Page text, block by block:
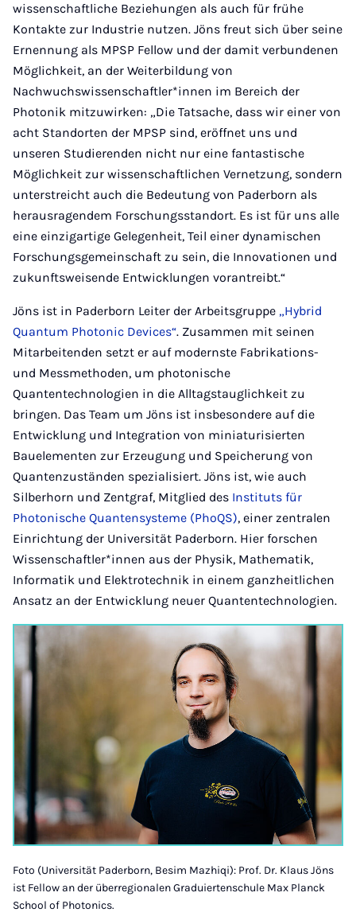
wissenschaftliche Beziehungen als auch für frühe
Kontakte zur Industrie nutzen. Jöns freut sich über seine
Ernennung als MPSP Fellow und der damit verbundenen
Möglichkeit, an der Weiterbildung von
Nachwuchswissenschaftler*innen im Bereich der
Photonik mitzuwirken: „Die Tatsache, dass wir einer von
acht Standorten der MPSP sind, eröffnet uns und
unseren Studierenden nicht nur eine fantastische
Möglichkeit zur wissenschaftlichen Vernetzung, sondern
unterstreicht auch die Bedeutung von Paderborn als
herausragendem Forschungsstandort. Es ist für uns alle
eine einzigartige Gelegenheit, Teil einer dynamischen
Forschungsgemeinschaft zu sein, die Innovationen und
zukunftsweisende Entwicklungen vorantreibt.“
Jöns ist in Paderborn Leiter der Arbeitsgruppe „Hybrid
Quantum Photonic Devices“. Zusammen mit seinen
Mitarbeitenden setzt er auf modernste Fabrikations-
und Messmethoden, um photonische
Quantentechnologien in die Alltagstauglichkeit zu
bringen. Das Team um Jöns ist insbesondere auf die
Entwicklung und Integration von miniaturisierten
Bauelementen zur Erzeugung und Speicherung von
Quantenzuständen spezialisiert. Jöns ist, wie auch
Silberhorn und Zentgraf, Mitglied des Instituts für
Photonische Quantensysteme (PhoQS), einer zentralen
Einrichtung der Universität Paderborn. Hier forschen
Wissenschaftler*innen aus der Physik, Mathematik,
Informatik und Elektrotechnik in einem ganzheitlichen
Ansatz an der Entwicklung neuer Quantentechnologien.
Foto (Universität Paderborn, Besim Mazhiqi): Prof. Dr. Klaus Jöns
ist Fellow an der überregionalen Graduiertenschule Max Planck
School of Photonics.